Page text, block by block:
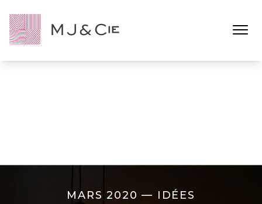
Ouvrir
MARS 2020 — IDÉES